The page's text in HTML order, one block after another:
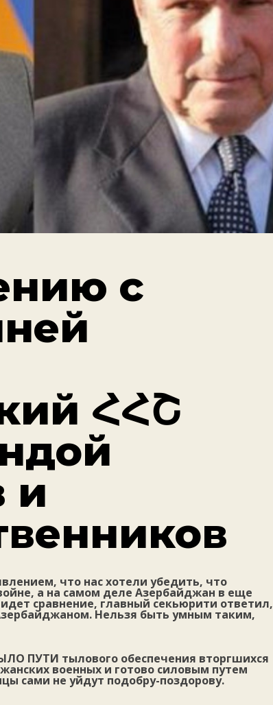
с
ՀՀՇ
и
что нас хотели убедить, что
а на самом деле Азербайджан в еще
сравнение, главный секьюрити ответил,
Нельзя быть умным таким,
ПУТИ тылового обеспечения вторгшихся
военных и готово силовым путем
сами не уйдут подобру-поздорову.